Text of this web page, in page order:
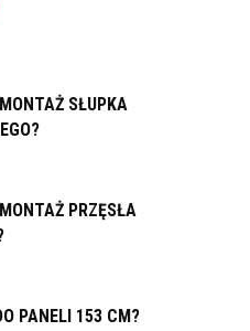
SŁUPKA
PRZĘSŁA
PANELI 153 CM?